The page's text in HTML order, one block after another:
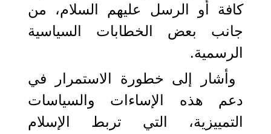
كافة أو الرسل عليهم السلام، من
جانب بعض الخطابات السياسية
الرسمية.
وأشار إلى خطورة الاستمرار في
دعم هذه الإساءات والسياسات
التمييزية، التي تربط الإسلام